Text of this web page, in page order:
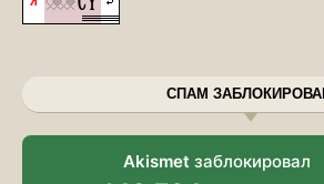
СПАМ
Akismet заблокировал